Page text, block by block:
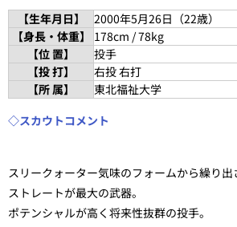
【生年月日】
2000年5月26日（22歳）
【身長・体重】
178cm / 78kg
【位 置】
投手
【投 打】
右投 右打
【所 属】
東北福祉大学
◇スカウトコメント
スリークォーター気味のフォームから繰り
ストレートが最大の武器。
ポテンシャルが高く将来性抜群の投手。